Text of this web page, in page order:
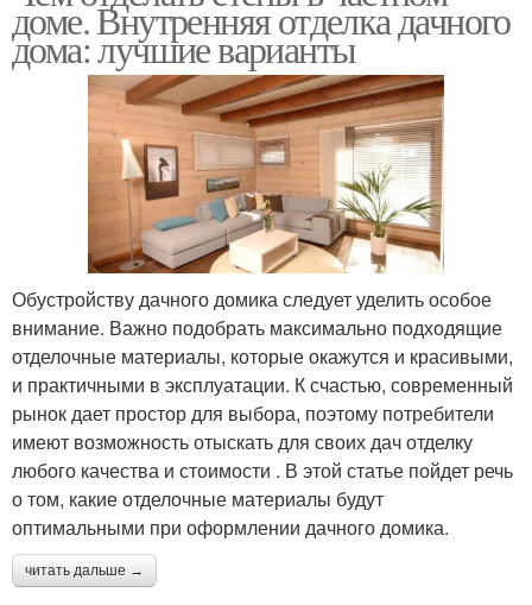
доме. Внутренняя отделка дачного
дома: лучшие варианты
Обустройству дачного домика следует уделить особое
внимание. Важно подобрать максимально подходящие
отделочные материалы, которые окажутся и красивыми,
и практичными в эксплуатации. К счастью, современный
рынок дает простор для выбора, поэтому потребители
имеют возможность отыскать для своих дач отделку
любого качества и стоимости . В этой статье пойдет речь
о том, какие отделочные материалы будут
оптимальными при оформлении дачного домика.
читать дальше →